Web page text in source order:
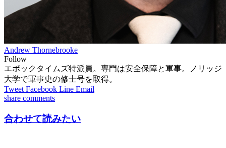
Andrew Thornebrooke
Follow
エポックタイムズ特派員。専門は安全保障と軍事。ノリッジ
大学で軍事史の修士号を取得。
Tweet Facebook Line Email
share comments
合わせて読みたい